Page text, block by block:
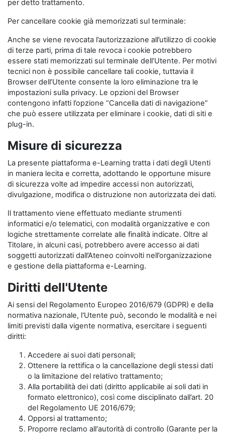
per detto trattamento.
Per cancellare cookie già memorizzati sul terminale:
Anche se viene revocata l’autorizzazione all’utilizzo di cookie
di terze parti, prima di tale revoca i cookie potrebbero
essere stati memorizzati sul terminale dell’Utente. Per motivi
tecnici non è possibile cancellare tali cookie, tuttavia il
Browser dell’Utente consente la loro eliminazione tra le
impostazioni sulla privacy. Le opzioni del Browser
contengono infatti l’opzione “Cancella dati di navigazione”
che può essere utilizzata per eliminare i cookie, dati di siti e
plug-in.
Misure di sicurezza
La presente piattaforma e-Learning tratta i dati degli Utenti
in maniera lecita e corretta, adottando le opportune misure
di sicurezza volte ad impedire accessi non autorizzati,
divulgazione, modifica o distruzione non autorizzata dei dati.
Il trattamento viene effettuato mediante strumenti
informatici e/o telematici, con modalità organizzative e con
logiche strettamente correlate alle finalità indicate. Oltre al
Titolare, in alcuni casi, potrebbero avere accesso ai dati
soggetti autorizzati dall’Ateneo coinvolti nell’organizzazione
e gestione della piattaforma e-Learning.
Diritti dell'Utente
Ai sensi del Regolamento Europeo 2016/679 (GDPR) e della
normativa nazionale, l'Utente può, secondo le modalità e nei
limiti previsti dalla vigente normativa, esercitare i seguenti
diritti:
Accedere ai suoi dati personali;
Ottenere la rettifica o la cancellazione degli stessi dati
o la limitazione del relativo trattamento;
Alla portabilità dei dati (diritto applicabile ai soli dati in
formato elettronico), così come disciplinato dall’art. 20
del Regolamento UE 2016/679;
Opporsi al trattamento;
Proporre reclamo all'autorità di controllo (Garante per la